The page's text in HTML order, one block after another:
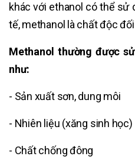
khác với ethanol có thể sử
tế, methanol là chất độc
Methanol thường được
như:
- Sản xuất sơn, dung môi
- Nhiên liệu (xăng sinh học)
- Chất chống đông